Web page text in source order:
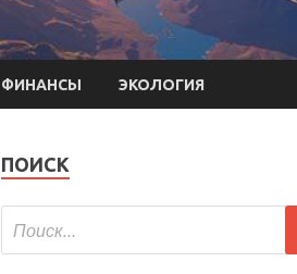
ФИНАНСЫ ЭКОЛОГИЯ
ПОИСК